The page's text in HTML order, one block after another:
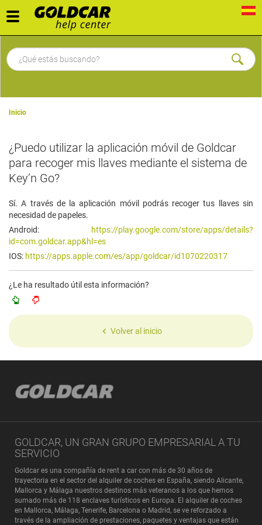
Toggle
navigation
Inicio
¿Puedo utilizar la aplicación móvil de Goldcar
para recoger mis llaves mediante el sistema de
Key’n Go?
Sí. A través de la aplicación móvil podrás recoger tus llaves sin
necesidad de papeles.
Android:
https://play.google.com/store/apps/details?
id=com.goldcar.app&hl=es
IOS: https://apps.apple.com/es/app/goldcar/id1070220317
¿Le ha resultado útil esta información?
Volver al inicio
GOLDCAR, UN GRAN GRUPO EMPRESARIAL A TU
SERVICIO
Goldcar es una compañía de rent a car con más de 30 años de
trayectoria en el sector del alquiler de coches en España, siendo Alicante,
Mallorca y Málaga nuestros destinos más veteranos a los que hemos
sumado más de 118 enclaves turísticos en Europa. El alquiler de coches
en Mallorca, Málaga, Tenerife, Barcelona o Madrid, se ve reforzado a
través de la ampliación de prestaciones, paquetes y ventajas que están